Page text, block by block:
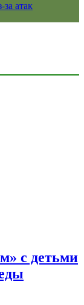
атак
с детьми